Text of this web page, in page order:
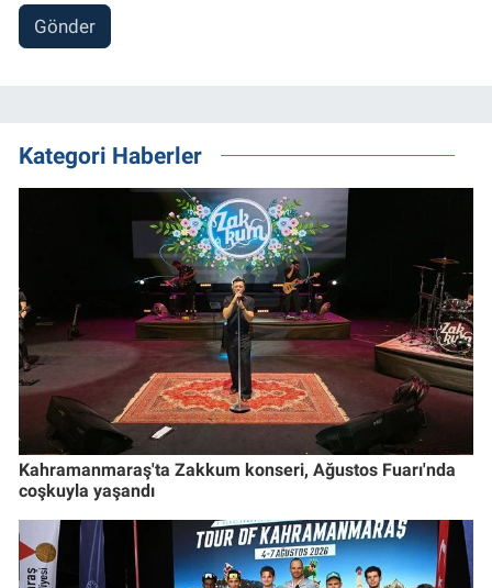
Gönder
Kategori Haberler
Kahramanmaraş'ta Zakkum konseri, Ağustos Fuarı'nda
coşkuyla yaşandı